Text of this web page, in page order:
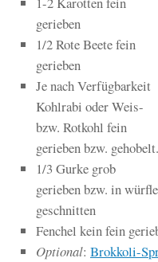
gerieben
1/2 Rote Beete fein
gerieben
Je nach Verfügbarkeit
Kohlrabi oder Weis-
bzw. Rotkohl fein
gerieben bzw. gehobelt.
1/3 Gurke grob
gerieben bzw. in würfle
geschnitten
Fenchel kein fein
Optional: Brokkoli-